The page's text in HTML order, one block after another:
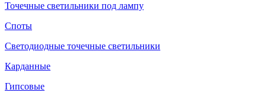
Точечные светильники под лампу
Споты
Светодиодные точечные светильники
Карданные
Гипсовые